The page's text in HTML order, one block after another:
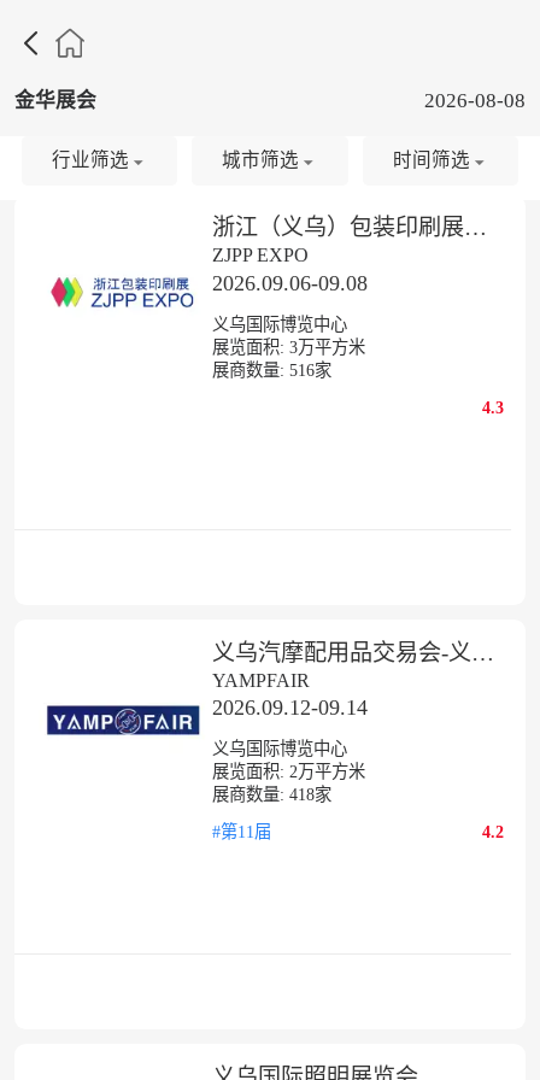

金华展会 2026-08-08
浙江（义乌）包装印刷展览会
ZJPP EXPO
2026.09.06-09.08
义乌国际博览中心
展览面积: 3万平方米
展商数量: 516家
4.3
义乌汽摩配用品交易会-义乌汽配展
YAMPFAIR
2026.09.12-09.14
义乌国际博览中心
展览面积: 2 万平方米
展商数量: 418家
#第11届
4.2
行业筛选 城市筛选 时间筛选